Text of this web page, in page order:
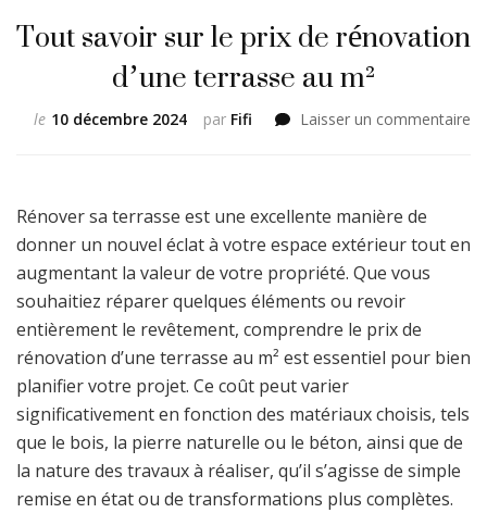
Tout savoir sur le prix de rénovation
d’une terrasse au m²
par Fifi
le 10 décembre 2024 Laisser un commentaire
de
Rénover sa terrasse est une excellente manière de
donner un nouvel éclat à votre espace extérieur tout en
augmentant la valeur de votre propriété. Que vous
souhaitiez réparer quelques éléments ou revoir
entièrement le revêtement, comprendre le prix de
rénovation d’une terrasse au m² est essentiel pour bien
planifier votre projet. Ce coût peut varier
significativement en fonction des matériaux choisis, tels
que le bois, la pierre naturelle ou le béton, ainsi que de
la nature des travaux à réaliser, qu’il s’agisse de simple
remise en état ou de transformations plus complètes.